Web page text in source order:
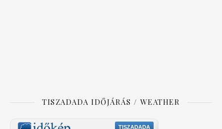
TISZADADA IDŐJÁRÁS / WEATHER